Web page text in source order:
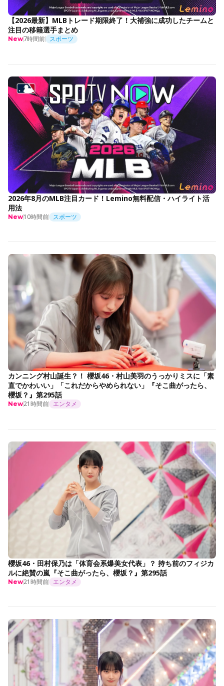
【2026最新】MLBトレード期限終了！大補強に成功したチームと
注目の移籍選手まとめ
New7時間前 スポーツ
2026年8月のMLB注目カード！Lemino無料配信・ハイライト活
用法
New10時間前 スポーツ
カンニング村山誕生？！ 櫻坂46・村山美羽のうっかりミスに「素
直でかわいい」「これだからやめられない」『そこ曲がったら、
櫻坂？』第295話
New21時間前 エンタメ
櫻坂46・田村保乃は「体育会系爆美女代表」？ 持ち前のフィジカ
ルに絶賛の嵐『そこ曲がったら、櫻坂？』第295話
New21時間前 エンタメ